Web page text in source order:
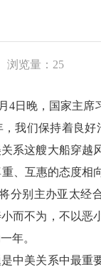
浏览量： 25
晚，国家主席
们保持着良好
系这艘大船穿越
、互惠的态度相
分别主办亚太经
而不为，不以恶
年。
美关系中最重要